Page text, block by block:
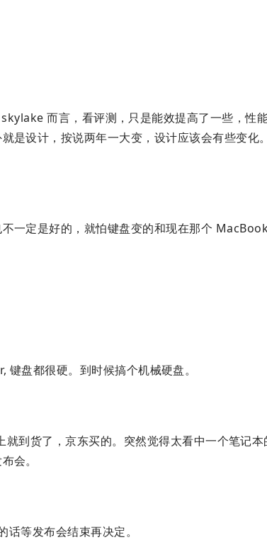
而言，看评测，只是能效提高了一些，性
是设计，按说两年一大变，设计应该会有些变化
一定是好的，就怕键盘变的和现在那个
盘都很硬。到时候搞个机械硬盘。
到货了，京东买的。突然觉得太看中一个笔记
会。
等发布会结束再决定。